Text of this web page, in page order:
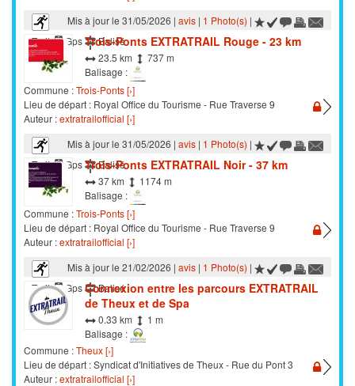
Mis à jour le 31/05/2026 | avis| 1 Photo(s) |
Trail
Gps Balisé
Trois-Ponts EXTRATRAIL Rouge - 23 km
23.5 km
737 m
Balisage :
Commune :Trois-Ponts [›]
Lieu de départ : Royal Office du Tourisme - Rue Traverse 9
Auteur :extratrailofficial [›]
Mis à jour le 31/05/2026 | avis| 1 Photo(s) |
Trail
Gps Balisé
Trois-Ponts EXTRATRAIL Noir - 37 km
37 km
1174 m
Balisage :
Commune :Trois-Ponts [›]
Lieu de départ : Royal Office du Tourisme - Rue Traverse 9
Auteur :extratrailofficial [›]
Mis à jour le 21/02/2026 | avis| 1 Photo(s) |
Trail
Gps Balisé
Connexion entre les parcours EXTRATRAIL
de Theux et de Spa
0.33 km
1 m
Balisage :
Commune :Theux [›]
Lieu de départ : Syndicat d'Initiatives de Theux - Rue du Pont 3
Auteur :extratrailofficial [›]